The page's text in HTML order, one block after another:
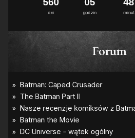
dni godzin minut
Forum